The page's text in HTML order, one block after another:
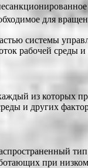
для
системы
рабочей среды
из которых
и других
при